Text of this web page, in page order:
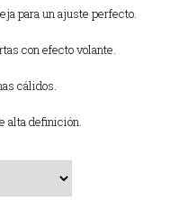
para un ajuste perfecto.
con efecto volante.
cálidos.
alta definición.